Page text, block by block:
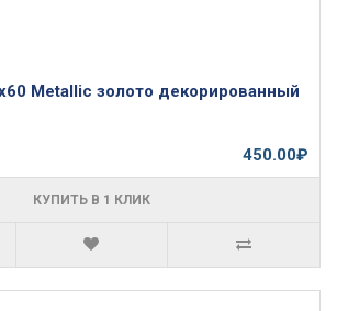
Metallic золото декорированный
450.00₽
КУПИТЬ В 1 КЛИК